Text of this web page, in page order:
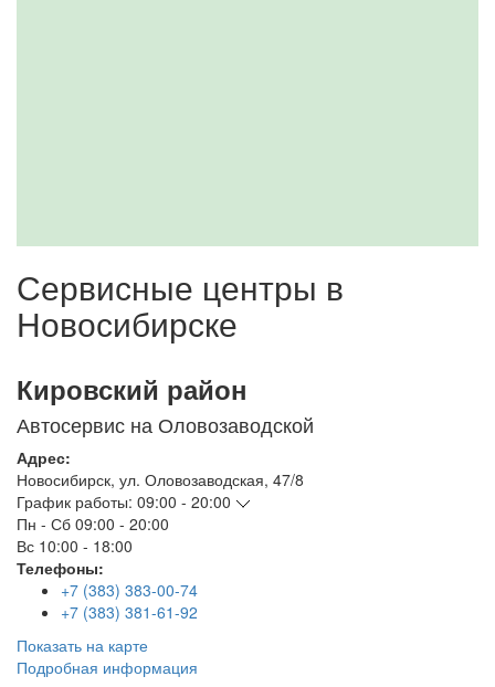
Сервисные центры в
Новосибирске
Кировский район
Автосервис на Оловозаводской
Адрес:
Новосибирск, ул. Оловозаводская, 47/8
График работы: 09:00 - 20:00
Пн - Сб 09:00 - 20:00
Вс 10:00 - 18:00
Телефоны:
+7 (383) 383-00-74
+7 (383) 381-61-92
Показать на карте
Подробная информация